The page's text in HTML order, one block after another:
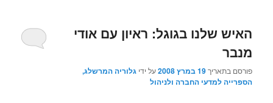
האיש שלנו בגוגל: ראיון עם אודי
מנבר
פורסם בתאריך19 במרץ 2008 על ידיגלוריה המרשלג,
הספרייה למדעי החברה ולניהול